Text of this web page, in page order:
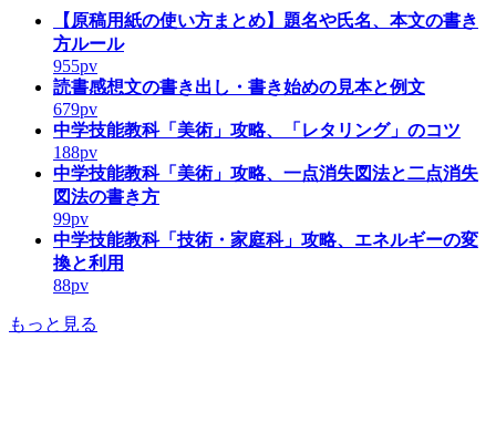
【原稿用紙の使い方まとめ】題名や氏名、本文の書き
方ルール
955pv
読書感想文の書き出し・書き始めの見本と例文
679pv
中学技能教科「美術」攻略、「レタリング」のコツ
188pv
中学技能教科「美術」攻略、一点消失図法と二点消失
図法の書き方
99pv
中学技能教科「技術・家庭科」攻略、エネルギーの変
換と利用
88pv
もっと見る